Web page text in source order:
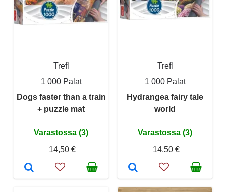
Trefl
1 000 Palat
Dogs faster than a train
+ puzzle mat
Varastossa (3)
14,50 €
Trefl
1 000 Palat
Hydrangea fairy tale
world
Varastossa (3)
14,50 €